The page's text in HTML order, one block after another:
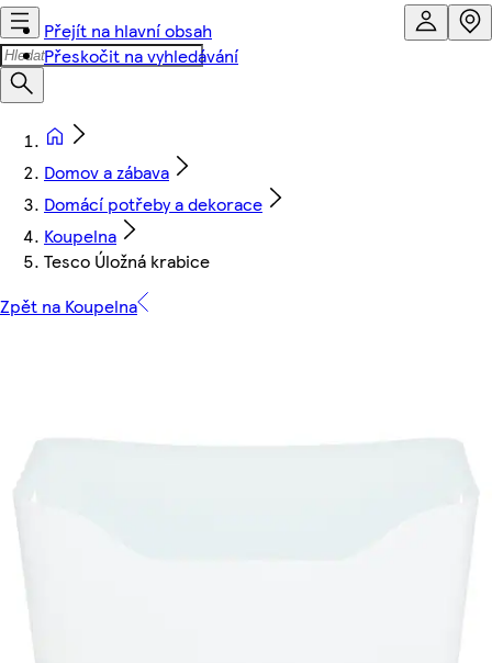
Přejít na hlavní obsah
Přeskočit na vyhledávání
Domov a zábava
Domácí potřeby a dekorace
Koupelna
Tesco Úložná krabice
Zpět na Koupelna